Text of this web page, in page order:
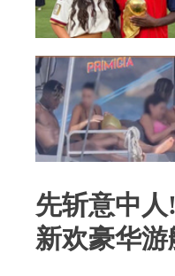
先斩意中
新欢豪华游